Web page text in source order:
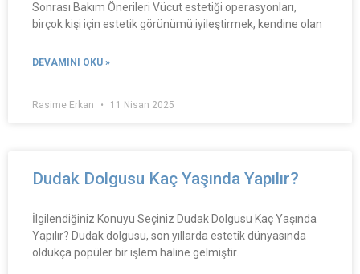
Sonrası Bakım Önerileri Vücut estetiği operasyonları,
birçok kişi için estetik görünümü iyileştirmek, kendine olan
DEVAMINI OKU »
Rasime Erkan 11 Nisan 2025
Dudak Dolgusu Kaç Yaşında Yapılır?
İlgilendiğiniz Konuyu Seçiniz Dudak Dolgusu Kaç Yaşında
Yapılır? Dudak dolgusu, son yıllarda estetik dünyasında
oldukça popüler bir işlem haline gelmiştir.